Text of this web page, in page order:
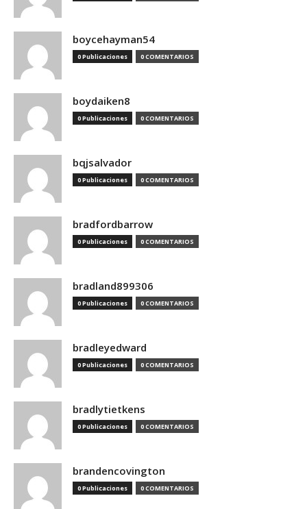
boycehayman54
0 Publicaciones 0 COMENTARIOS
boydaiken8
0 Publicaciones 0 COMENTARIOS
bqjsalvador
0 Publicaciones 0 COMENTARIOS
bradfordbarrow
0 Publicaciones 0 COMENTARIOS
bradland899306
0 Publicaciones 0 COMENTARIOS
bradleyedward
0 Publicaciones 0 COMENTARIOS
bradlytietkens
0 Publicaciones 0 COMENTARIOS
brandencovington
0 Publicaciones 0 COMENTARIOS